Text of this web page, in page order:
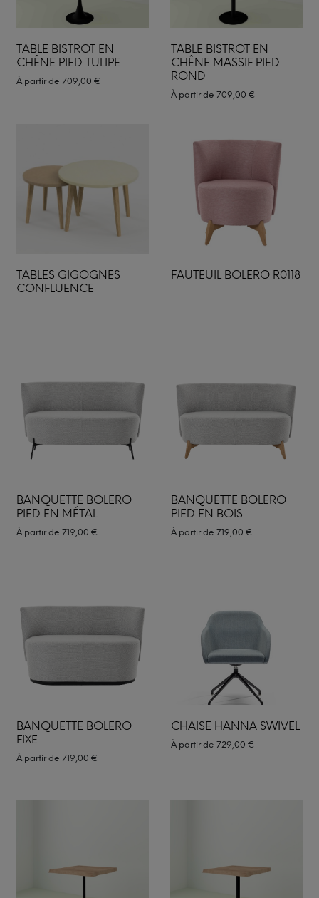
TABLE BISTROT EN
CHÊNE PIED TULIPE
À partir de 709,00 €
TABLE BISTROT EN
CHÊNE MASSIF PIED
ROND
À partir de 709,00 €
TABLES GIGOGNES
CONFLUENCE
FAUTEUIL BOLERO R0118
BANQUETTE BOLERO
PIED EN MÉTAL
À partir de 719,00 €
BANQUETTE BOLERO
PIED EN BOIS
À partir de 719,00 €
BANQUETTE BOLERO
FIXE
À partir de 719,00 €
CHAISE HANNA SWIVEL
À partir de 729,00 €